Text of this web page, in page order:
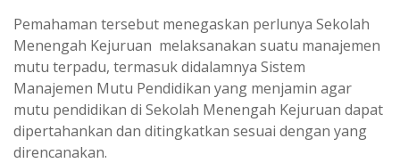
Pemahaman tersebut menegaskan perlunya Sekolah
Menengah Kejuruan melaksanakan suatu manajemen
mutu terpadu, termasuk didalamnya Sistem
Manajemen Mutu Pendidikan yang menjamin agar
mutu pendidikan di Sekolah Menengah Kejuruan dapat
dipertahankan dan ditingkatkan sesuai dengan yang
direncanakan.